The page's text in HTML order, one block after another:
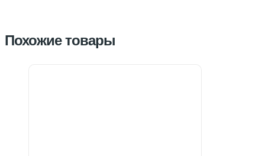
Похожие товары